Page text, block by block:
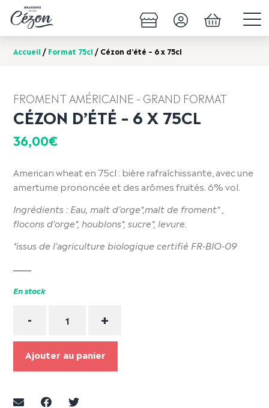
Accueil / Format 75cl / Cézon d’été – 6 x 75cl
FROMENT AMÉRICAINE - GRAND FORMAT
CÉZON D’ÉTÉ – 6 X 75CL
36,00€
American wheat en 75cl : bière rafraîchissante, avec une
amertume prononcée et des arômes fruités. 6% vol.
Ingrédients : Eau, malt d’orge*,malt de froment* ,
flocons d’orge*, houblons*, sucre*, levure.
*issus de l’agriculture biologique certifié FR-BIO-09
En stock
- +
Ajouter au panier